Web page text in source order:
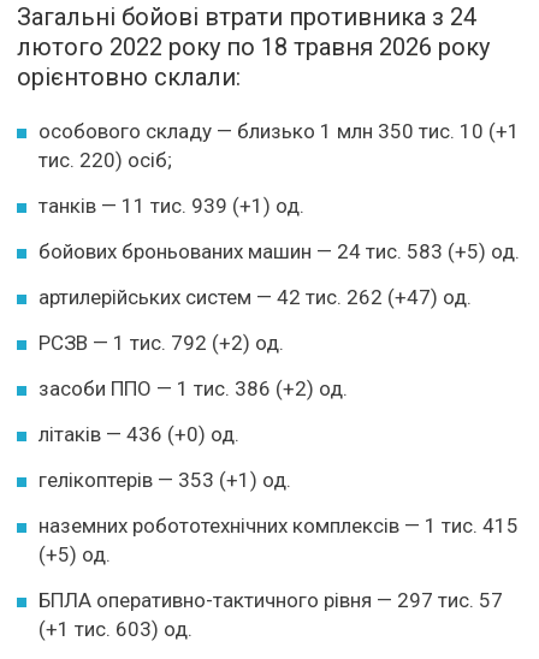
Загальні бойові втрати противника з 24
лютого 2022 року по 18 травня 2026 року
орієнтовно склали:
особового складу — близько 1 млн 350 тис. 10 (+1
тис. 220) осіб;
танків — 11 тис. 939 (+1) од.
бойових броньованих машин — 24 тис. 583 (+5) од.
артилерійських систем — 42 тис. 262 (+47) од.
РСЗВ — 1 тис. 792 (+2) од.
засоби ППО — 1 тис. 386 (+2) од.
літаків — 436 (+0) од.
гелікоптерів — 353 (+1) од.
наземних робототехнічних комплексів — 1 тис. 415
(+5) од.
БПЛА оперативно-тактичного рівня — 297 тис. 57
(+1 тис. 603) од.